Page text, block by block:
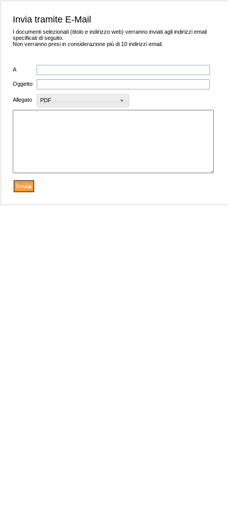
Invia tramite E-Mail
I documenti selezionati (titolo e indirizzo web) verranno inviati agli indirizzi email
specificati di seguito.
Non verranno presi in considerazione più di 10 indirizzi email.
A
Oggetto
Allegato PDF